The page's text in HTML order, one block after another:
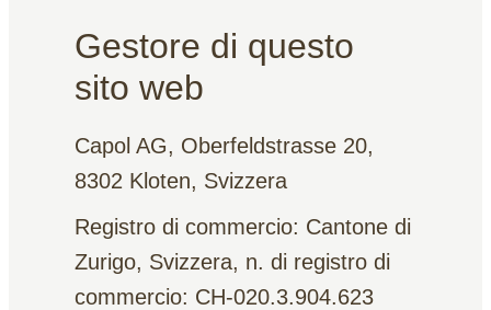
Gestore di questo
sito web
Capol AG, Oberfeldstrasse 20,
8302 Kloten, Svizzera
Registro di commercio: Cantone di
Zurigo, Svizzera, n. di registro di
commercio: CH-020.3.904.623